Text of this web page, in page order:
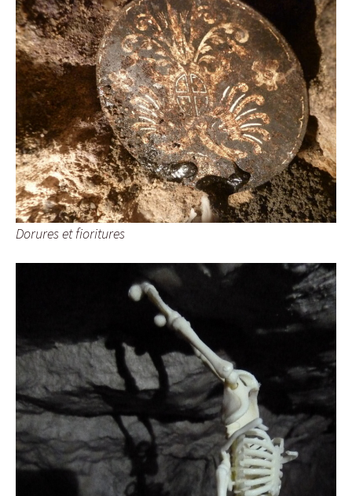
Dorures et fioritures